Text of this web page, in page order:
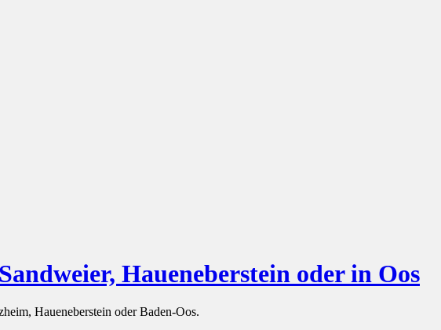
Haueneberstein oder in Oos
Haueneberstein oder Baden-Oos.